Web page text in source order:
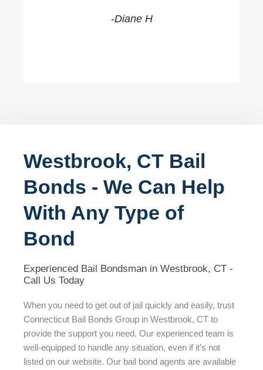
-Diane H
Westbrook, CT Bail
Bonds - We Can Help
With Any Type of
Bond
Experienced Bail Bondsman in Westbrook, CT -
Call Us Today
When you need to get out of jail quickly and easily, trust
Connecticut Bail Bonds Group in Westbrook, CT to
provide the support you need. Our experienced team is
well-equipped to handle any situation, even if it’s not
listed on our website. Our bail bond agents are available